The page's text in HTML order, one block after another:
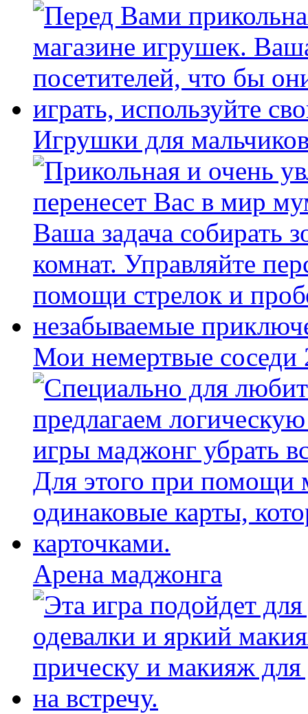
Игрушки для
Мои немертвые
Арена маджонга